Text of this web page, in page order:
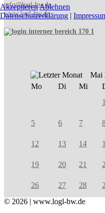
info@logl-bw.de
www.logl-bw.de
Mai
Mo
Di Mi
1
5 6 7
12 13 14
19 20 21
26 27 28
© 2026 | www.logl-bw.de
AkzeptierenAblehnen
Datenschutzerklärung |